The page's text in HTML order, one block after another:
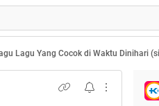
Lagu Yang Cocok di Waktu Dinihari